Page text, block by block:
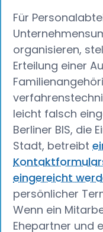
Für
organisieren,
Erteilung einer
leicht falsch
Berliner BIS, die
Stadt, betreibt
eingereicht
persönlicher
Wenn ein
Ehepartner und